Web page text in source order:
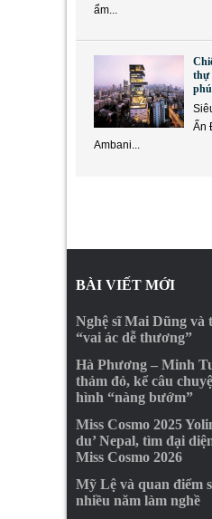
ẩm...
thự
Ấn
Ambani...
BÀI VIẾT MỚI
Nghệ sĩ Mai Dũng và
“vai ác dễ thương”
Hà Phương – Minh
thảm đỏ, kể câu
hình “nàng bướm”
Miss Cosmo 2025
du’ Nepal, tìm đại
Miss Cosmo 2026
Mỹ Lệ và quan điểm
nhiều năm làm nghề